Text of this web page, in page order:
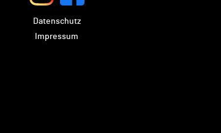
Datenschutz
Impressum